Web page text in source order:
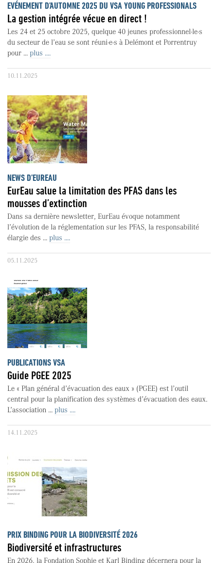
EVÉNEMENT D’AUTOMNE 2025 DU VSA YOUNG PROFESSIONALS
La gestion intégrée vécue en direct !
Les 24 et 25 octobre 2025, quelque 40 jeunes professionnel·le·s
du secteur de l’eau se sont réuni·e·s à Delémont et Porrentruy
pour ... plus ....
10.11.2025
NEWS D’EUREAU
EurEau salue la limitation des PFAS dans les
mousses d’extinction
Dans sa dernière newsletter, EurEau évoque notamment
l’évolution de la réglementation sur les PFAS, la responsabilité
élargie des ... plus ....
05.11.2025
PUBLICATIONS VSA
Guide PGEE 2025
Le « Plan général d’évacuation des eaux » (PGEE) est l’outil
central pour la planification des systèmes d’évacuation des eaux.
L’association ... plus ....
14.11.2025
PRIX BINDING POUR LA BIODIVERSITÉ 2026
Biodiversité et infrastructures
En 2026, la Fondation Sophie et Karl Binding décernera pour la